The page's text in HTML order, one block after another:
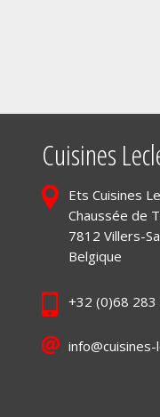
Cuisines
Ets Cuisines
Chaussée de
7812 Villers-
Belgique
+32 (0)68 283